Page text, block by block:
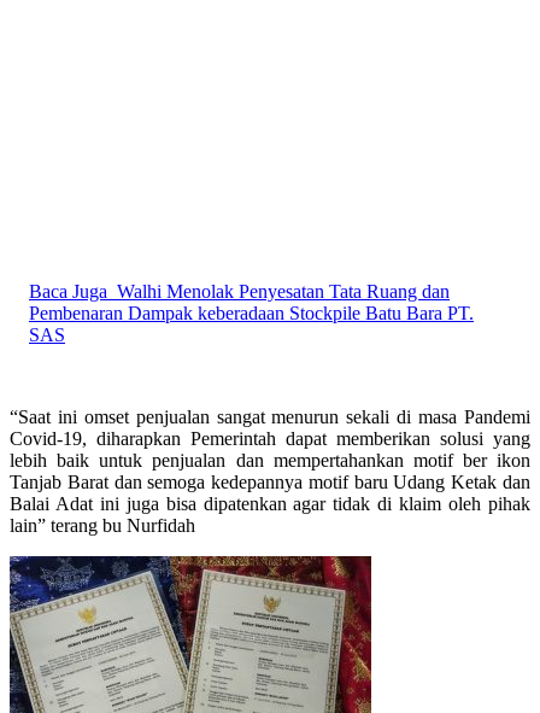
Baca Juga Walhi Menolak Penyesatan Tata Ruang dan
Pembenaran Dampak keberadaan Stockpile Batu Bara PT.
SAS
“Saat ini omset penjualan sangat menurun sekali di masa Pandemi
Covid-19, diharapkan Pemerintah dapat memberikan solusi yang
lebih baik untuk penjualan dan mempertahankan motif ber ikon
Tanjab Barat dan semoga kedepannya motif baru Udang Ketak dan
Balai Adat ini juga bisa dipatenkan agar tidak di klaim oleh pihak
lain” terang bu Nurfidah